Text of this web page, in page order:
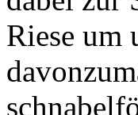
Riese um